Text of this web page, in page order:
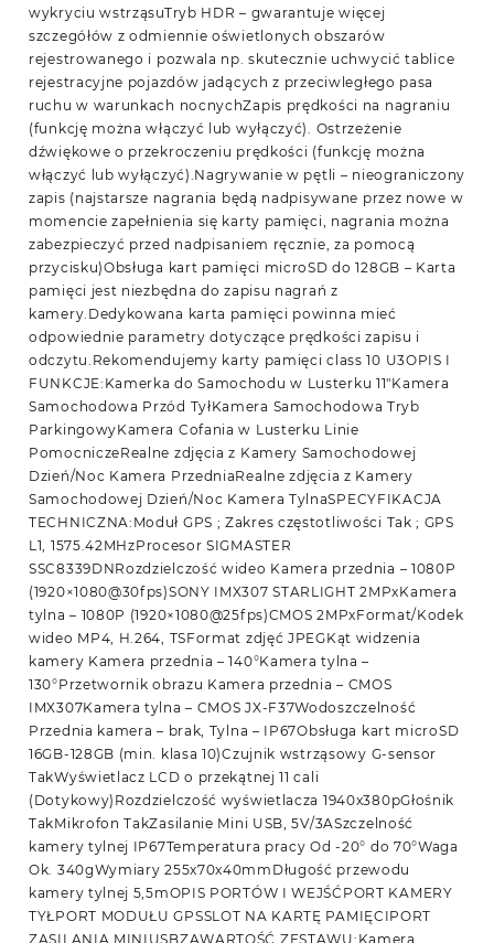
wykryciu wstrząsuTryb HDR – gwarantuje więcej
szczegółów z odmiennie oświetlonych obszarów
rejestrowanego i pozwala np. skutecznie uchwycić tablice
rejestracyjne pojazdów jadących z przeciwległego pasa
ruchu w warunkach nocnychZapis prędkości na nagraniu
(funkcję można włączyć lub wyłączyć). Ostrzeżenie
dźwiękowe o przekroczeniu prędkości (funkcję można
włączyć lub wyłączyć).Nagrywanie w pętli – nieograniczony
zapis (najstarsze nagrania będą nadpisywane przez nowe w
momencie zapełnienia się karty pamięci, nagrania można
zabezpieczyć przed nadpisaniem ręcznie, za pomocą
przycisku)Obsługa kart pamięci microSD do 128GB – Karta
pamięci jest niezbędna do zapisu nagrań z
kamery.Dedykowana karta pamięci powinna mieć
odpowiednie parametry dotyczące prędkości zapisu i
odczytu.Rekomendujemy karty pamięci class 10 U3OPIS I
FUNKCJE:Kamerka do Samochodu w Lusterku 11″Kamera
Samochodowa Przód TyłKamera Samochodowa Tryb
ParkingowyKamera Cofania w Lusterku Linie
PomocniczeRealne zdjęcia z Kamery Samochodowej
Dzień/Noc Kamera PrzedniaRealne zdjęcia z Kamery
Samochodowej Dzień/Noc Kamera TylnaSPECYFIKACJA
TECHNICZNA:Moduł GPS ; Zakres częstotliwości Tak ; GPS
L1, 1575.42MHzProcesor SIGMASTER
SSC8339DNRozdzielczość wideo Kamera przednia – 1080P
(1920×1080@30fps)SONY IMX307 STARLIGHT 2MPxKamera
tylna – 1080P (1920×1080@25fps)CMOS 2MPxFormat/Kodek
wideo MP4, H.264, TSFormat zdjęć JPEGKąt widzenia
kamery Kamera przednia – 140°Kamera tylna –
130°Przetwornik obrazu Kamera przednia – CMOS
IMX307Kamera tylna – CMOS JX-F37Wodoszczelność
Przednia kamera – brak, Tylna – IP67Obsługa kart microSD
16GB-128GB (min. klasa 10)Czujnik wstrząsowy G-sensor
TakWyświetlacz LCD o przekątnej 11 cali
(Dotykowy)Rozdzielczość wyświetlacza 1940x380pGłośnik
TakMikrofon TakZasilanie Mini USB, 5V/3ASzczelność
kamery tylnej IP67Temperatura pracy Od -20° do 70°Waga
Ok. 340gWymiary 255x70x40mmDługość przewodu
kamery tylnej 5,5mOPIS PORTÓW I WEJŚĆPORT KAMERY
TYŁPORT MODUŁU GPSSLOT NA KARTĘ PAMIĘCIPORT
ZASILANIA MINIUSBZAWARTOŚĆ ZESTAWU:Kamera